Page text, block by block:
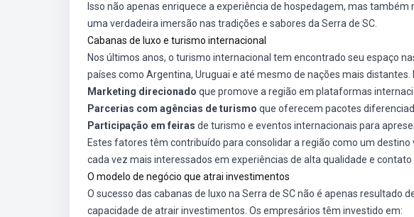
Isso não apenas enriquece a experiência de hospedagem, mas
uma verdadeira imersão nas tradições e sabores da Serra de SC.
Cabanas de luxo e turismo internacional
Nos últimos anos, o turismo internacional tem encontrado seu espaço
países como Argentina, Uruguai e até mesmo de nações mais
Marketing direcionado que promove a região em plataformas
Parcerias com agências de turismo que oferecem pacotes
Participação em feiras de turismo e eventos internacionais para
Estes fatores têm contribuído para consolidar a região como um
cada vez mais interessados em experiências de alta qualidade e contato
O modelo de negócio que atrai investimentos
O sucesso das cabanas de luxo na Serra de SC não é apenas resultado
capacidade de atrair investimentos. Os empresários têm investido em: